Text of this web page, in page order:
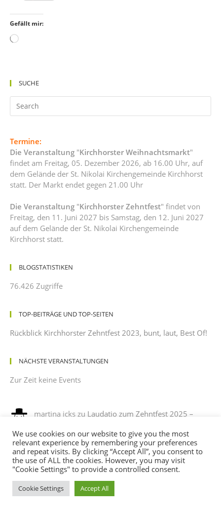
Gefällt mir:
Wird
SUCHE
Termine:
Die Veranstaltung "Kirchhorster Weihnachtsmarkt"
findet am Freitag, 05. Dezember 2026, ab 16.00 Uhr, auf
dem Gelände der St. Nikolai Kirchengemeinde Kirchhorst
statt. Der Markt endet gegen 21.00 Uhr
Die Veranstaltung "Kirchhorster Zehntfest" findet von
Freitag, den 11. Juni 2027 bis Samstag, den 12. Juni 2027
auf dem Gelände der St. Nikolai Kirchengemeinde
Kirchhorst statt.
BLOGSTATISTIKEN
76.426 Zugriffe
TOP-BEITRÄGE UND TOP-SEITEN
Rückblick Kirchhorster Zehntfest 2023, bunt, laut, Best Of!
NÄCHSTE VERANSTALTUNGEN
Zur Zeit keine Events
martina ickszu Laudatio zum Zehntfest 2025 –
leichtem Sonnenbrand
12/08/2025
es war ein phantastisches fest , es hat sehr viel spaß
gemacht, mit verkleidung noch mehr spaß. ich habe sehr…
Andreaszu Programm des Kirchhorster Zehntfestes
We use cookies on our website to give you the most
relevant experience by remembering your preferences
and repeat visits. By clicking “Accept All”, you consent to
the use of ALL the cookies. However, you may visit
"Cookie Settings" to provide a controlled consent.
Cookie Settings Accept All